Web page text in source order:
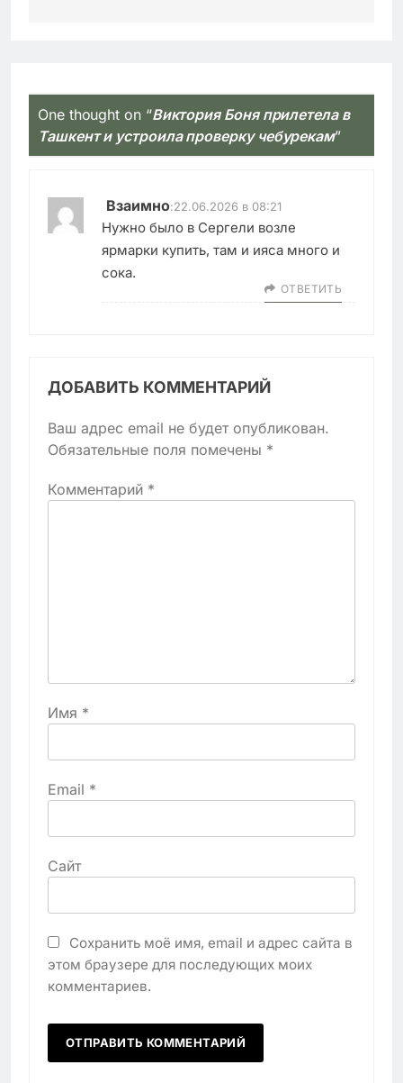
One thought on “Виктория Боня прилетела в
Ташкент и устроила проверку чебурекам”
Взаимно:22.06.2026 в 08:21
Нужно было в Сергели возле
ярмарки купить, там и ияса много и
сока.
ОТВЕТИТЬ
ДОБАВИТЬ КОММЕНТАРИЙ
Ваш адрес email не будет опубликован.
Обязательные поля помечены *
Комментарий *
Имя *
Email *
Сайт
Сохранить моё имя, email и адрес сайта в
этом браузере для последующих моих
комментариев.